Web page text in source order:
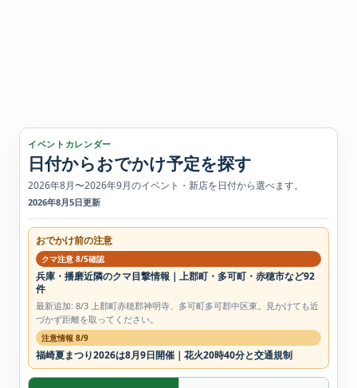
イベントカレンダー
日付からおでかけ予定を探す
2026年8月〜2026年9月のイベント・新店を日付から選べます。
2026年8月5日更新
おでかけ前の注意
クマ注意 8/5確認
兵庫・播磨近隣のクマ目撃情報｜上郡町・多可町・赤穂市など92
件
最新追加: 8/3 上郡町赤穂郡神明寺、多可町多可郡中区東。見かけても近
づかず距離を取ってください。
注意情報 8/9
福崎夏まつり2026は8月9日開催｜花火20時40分と交通規制